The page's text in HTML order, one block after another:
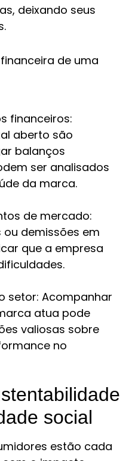
deixando seus
de uma
financeiros:
aberto são
balanços
ser analisados
da marca.
de mercado:
ou demissões em
que a empresa
setor: Acompanhar
atua pode
valiosas sobre
no
social
estão cada